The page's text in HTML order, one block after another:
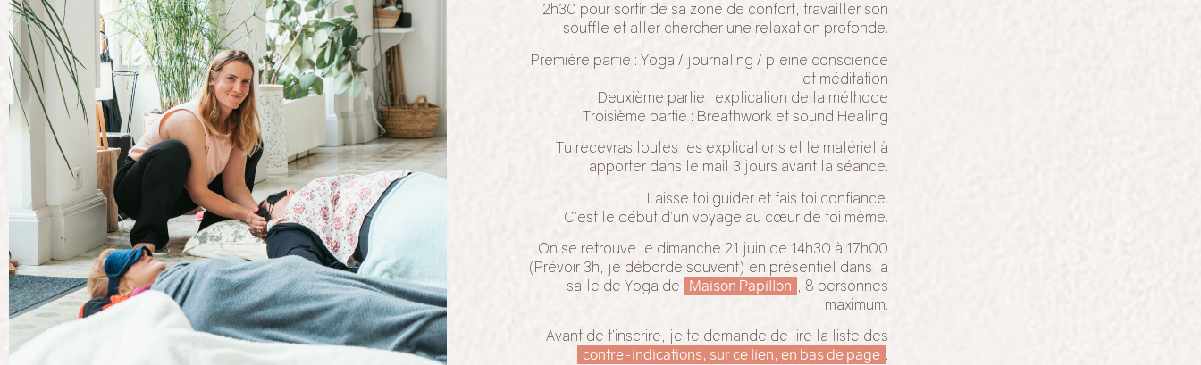
2h30 pour sortir de sa zone de confort, travailler son
souffle et aller chercher une relaxation profonde.
Première partie : Yoga / journaling / pleine conscience
et méditation
Deuxième partie : explication de la méthode
Troisième partie : Breathwork et sound Healing
Tu recevras toutes les explications et le matériel à
apporter dans le mail 3 jours avant la séance.
Laisse toi guider et fais toi confiance.
C’est le début d’un voyage au cœur de toi même.
On se retrouve le dimanche 21 juin de 14h30 à 17h00
(Prévoir 3h, je déborde souvent) en présentiel dans la
salle de Yoga de Maison Papillon
, 8 personnes
maximum.
Avant de t’inscrire, je te demande de lire la liste des
contre-indications, sur ce lien, en bas de page .